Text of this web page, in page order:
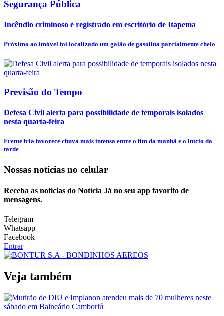
Segurança Pública
Incêndio criminoso é registrado em escritório de Itapema
Próximo ao imóvel foi localizado um galão de gasolina parcialmente cheio
Previsão do Tempo
Defesa Civil alerta para possibilidade de temporais isolados
nesta quarta-feira
Frente fria favorece chuva mais intensa entre o fim da manhã e o início da
tarde
Nossas notícias no celular
Receba as notícias do Notícia Já no seu app favorito de
mensagens.
Telegram
Whatsapp
Facebook
Entrar
Veja também